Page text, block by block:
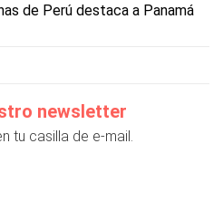
de Perú destaca a Panamá
newsletter
tu casilla de e-mail.